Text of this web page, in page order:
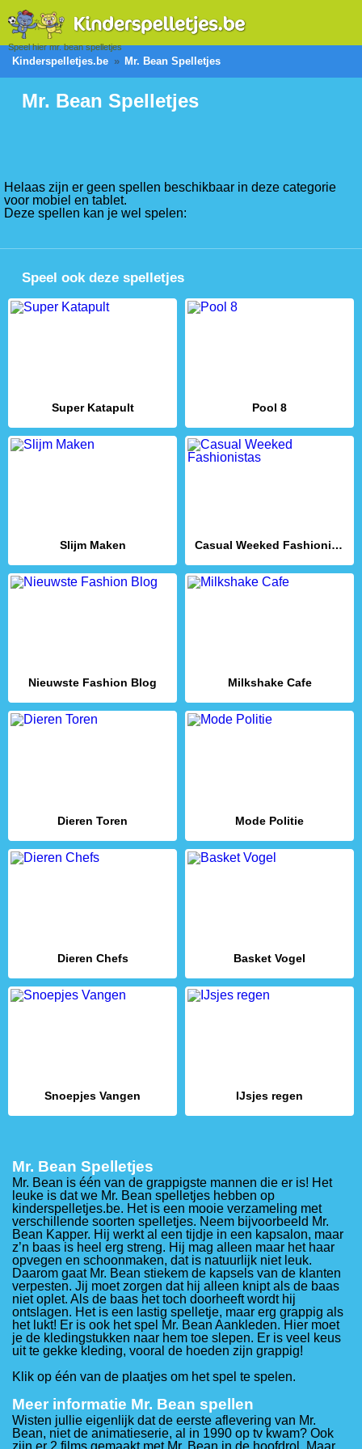
Speel hier mr. bean spelletjes
Kinderspelletjes.be Mr. Bean Spelletjes
Mr. Bean Spelletjes
Helaas zijn er geen spellen beschikbaar in deze categorie
voor mobiel en tablet.
Deze spellen kan je wel spelen:
Speel ook deze spelletjes
Super Katapult Pool 8
Slijm Maken Casual Weeked Fashionistas
Nieuwste Fashion Blog Milkshake Cafe
Dieren Toren Mode Politie
Dieren Chefs Basket Vogel
Snoepjes Vangen IJsjes regen
Mr. Bean Spelletjes
Mr. Bean is één van de grappigste mannen die er is! Het
leuke is dat we Mr. Bean spelletjes hebben op
kinderspelletjes.be. Het is een mooie verzameling met
verschillende soorten spelletjes. Neem bijvoorbeeld Mr.
Bean Kapper. Hij werkt al een tijdje in een kapsalon, maar
z’n baas is heel erg streng. Hij mag alleen maar het haar
opvegen en schoonmaken, dat is natuurlijk niet leuk.
Daarom gaat Mr. Bean stiekem de kapsels van de klanten
verpesten. Jij moet zorgen dat hij alleen knipt als de baas
niet oplet. Als de baas het toch doorheeft wordt hij
ontslagen. Het is een lastig spelletje, maar erg grappig als
het lukt! Er is ook het spel Mr. Bean Aankleden. Hier moet
je de kledingstukken naar hem toe slepen. Er is veel keus
uit te gekke kleding, vooral de hoeden zijn grappig!
Klik op één van de plaatjes om het spel te spelen.
Meer informatie Mr. Bean spellen
Wisten jullie eigenlijk dat de eerste aflevering van Mr.
Bean, niet de animatieserie, al in 1990 op tv kwam? Ook
zijn er 2 films gemaakt met Mr. Bean in de hoofdrol. Maar